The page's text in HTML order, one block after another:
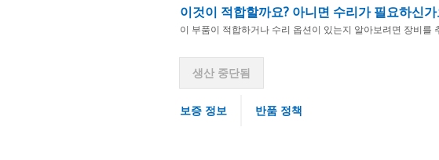
이것이 적합할까요? 아니면 수리가 필요하신가
이 부품이 적합하거나 수리 옵션이 있는지 알아보려면 장비를
생산 중단됨
보증 정보 반품 정책